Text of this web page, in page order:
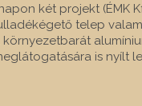
két projekt (ÉMK
telep
környezetbarát
is nyílt